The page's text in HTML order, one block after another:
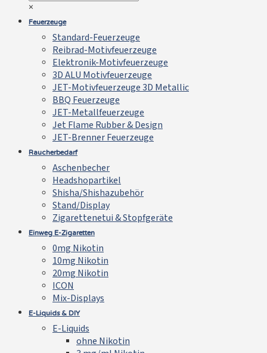
×
Feuerzeuge
Standard-Feuerzeuge
Reibrad-Motivfeuerzeuge
Elektronik-Motivfeuerzeuge
3D ALU Motivfeuerzeuge
JET-Motivfeuerzeuge 3D Metallic
BBQ Feuerzeuge
JET-Metallfeuerzeuge
Jet Flame Rubber & Design
JET-Brenner Feuerzeuge
Raucherbedarf
Aschenbecher
Headshopartikel
Shisha/Shishazubehör
Stand/Display
Zigarettenetui & Stopfgeräte
Einweg E-Zigaretten
0mg Nikotin
10mg Nikotin
20mg Nikotin
ICON
Mix-Displays
E-Liquids & DIY
E-Liquids
ohne Nikotin